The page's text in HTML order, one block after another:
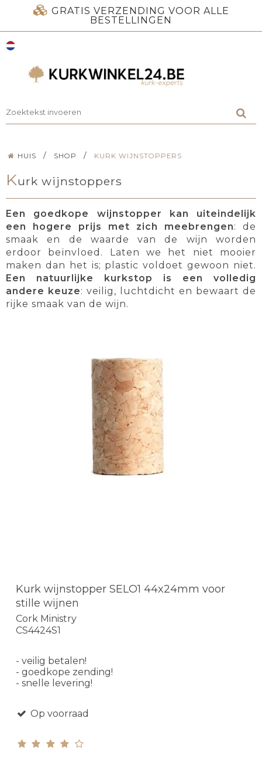
GRATIS VERZENDING VOOR ALLE
BESTELLINGEN
HUIS / SHOP / KURK WIJNSTOPPERS
Kurk wijnstoppers
Een goedkope wijnstopper kan uiteindelijk
een hogere prijs met zich meebrengen: de
smaak en de waarde van de wijn worden
erdoor beïnvloed. Laten we het niet mooier
maken dan het is; plastic voldoet gewoon niet.
Een natuurlijke kurkstop is een volledig
andere keuze: veilig, luchtdicht en bewaart de
rijke smaak van de wijn.
Kurk wijnstopper SELO1 44x24mm voor
stille wijnen
Cork Ministry
CS4424S1
- veilig betalen!
- goedkope zending!
- snelle levering!
Op voorraad